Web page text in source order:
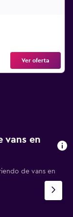
Ver oferta
vans en
de vans en